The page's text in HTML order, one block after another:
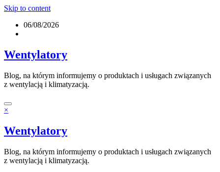
Skip to content
06/08/2026
Wentylatory
Blog, na którym informujemy o produktach i usługach związanych
z wentylacją i klimatyzacją.
×
Wentylatory
Blog, na którym informujemy o produktach i usługach związanych
z wentylacją i klimatyzacją.